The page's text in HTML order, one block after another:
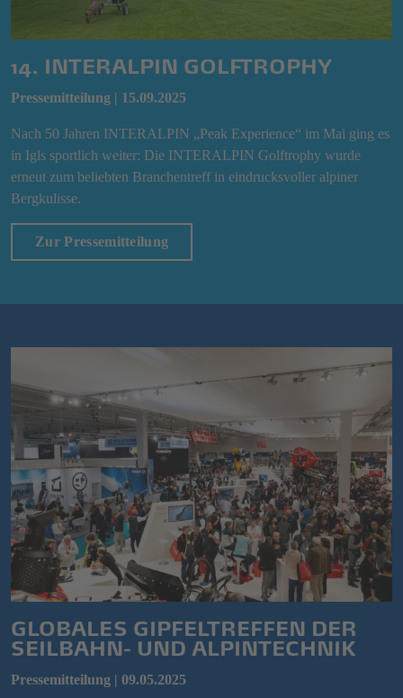
14. INTERALPIN GOLFTROPHY
Pressemitteilung | 15.09.2025
Nach 50 Jahren INTERALPIN „Peak Experience“ im Mai ging es
in Igls sportlich weiter: Die INTERALPIN Golftrophy wurde
erneut zum beliebten Branchentreff in eindrucksvoller alpiner
Bergkulisse.
Zur Pressemitteilung
GLOBALES GIPFELTREFFEN DER
SEILBAHN- UND ALPINTECHNIK
Pressemitteilung | 09.05.2025